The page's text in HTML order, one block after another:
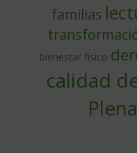
familias
bienestar físico
calidad